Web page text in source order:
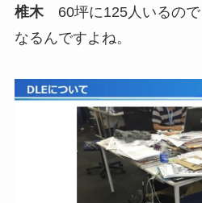
椎木60坪に125人いるので
なるんですよね。